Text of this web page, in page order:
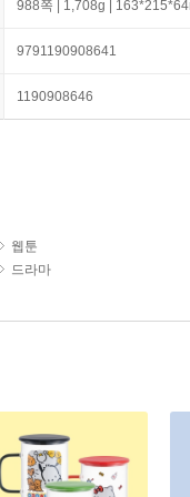
988쪽 | 1,708g |
9791190908641
1190908646
웹툰
드라마